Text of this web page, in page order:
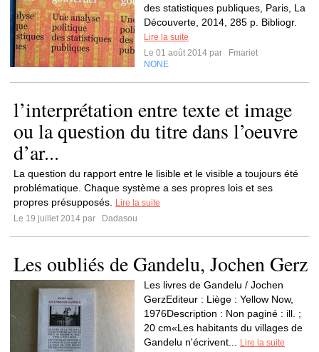
des statistiques publiques, Paris, La
Découverte, 2014, 285 p. Bibliogr.
Lire la suite
Le 01 août 2014 par
Fmariet
NONE
l’interprétation entre texte et image
ou la question du titre dans l’oeuvre
d’ar...
La question du rapport entre le lisible et le visible a toujours été
problématique. Chaque système a ses propres lois et ses
propres présupposés.
Lire la suite
Le 19 juillet 2014 par
Dadasou
Les oubliés de Gandelu, Jochen Gerz
Les livres de Gandelu / Jochen
GerzEditeur : Liège : Yellow Now,
1976Description : Non paginé : ill. ;
20 cm«Les habitants du villages de
Gandelu n'écrivent...
Lire la suite